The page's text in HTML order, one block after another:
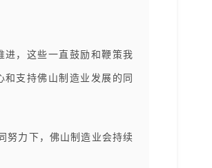
进，这些一直鼓励和鞭策我
支持佛山制造业发展的同
努力下，佛山制造业会持续